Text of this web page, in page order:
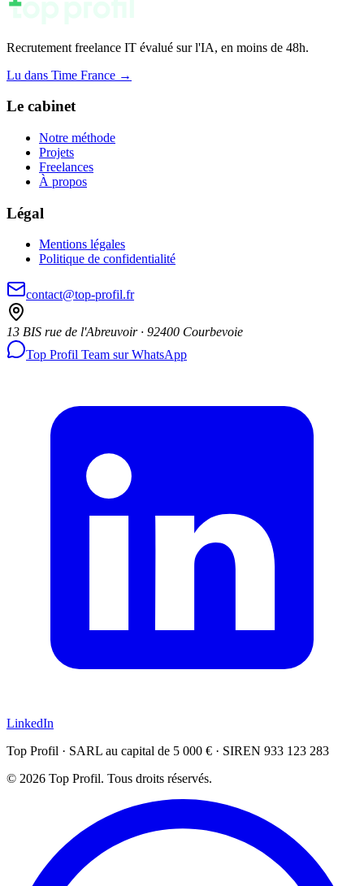
Recrutement freelance IT évalué sur l'IA, en moins de 48h.
Lu dans Time France →
Le cabinet
Notre méthode
Projets
Freelances
À propos
Légal
Mentions légales
Politique de confidentialité
contact@top-profil.fr
13 BIS rue de l'Abreuvoir · 92400 Courbevoie
Top Profil Team sur WhatsApp
LinkedIn
Top Profil · SARL au capital de 5 000 € · SIREN 933 123 283
© 2026 Top Profil. Tous droits réservés.